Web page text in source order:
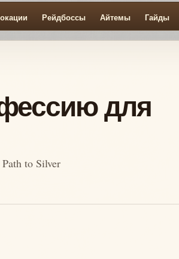
Рейдбоссы Айтемы Гайды
для
to Silver